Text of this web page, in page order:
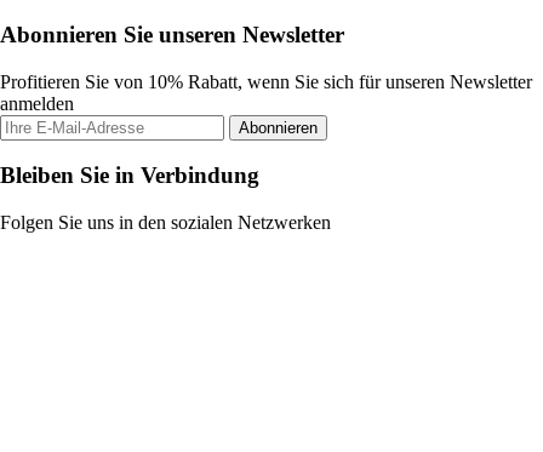
Abonnieren Sie unseren Newsletter
Profitieren Sie von 10% Rabatt, wenn Sie sich für unseren Newsletter
anmelden
Abonnieren
Bleiben Sie in Verbindung
Folgen Sie uns in den sozialen Netzwerken